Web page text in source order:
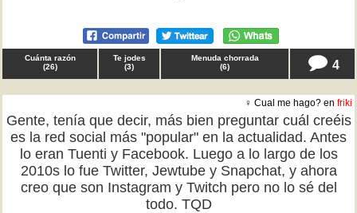
Cuánta razón
(26)
Te jodes
(3)
Menuda chorrada
(6) 4
♀ Cual me hago? en friki
Gente, tenía que decir, más bien preguntar cuál creéis
es la red social más "popular" en la actualidad. Antes
lo eran Tuenti y Facebook. Luego a lo largo de los
2010s lo fue Twitter, Jewtube y Snapchat, y ahora
creo que son Instagram y Twitch pero no lo sé del
todo. TQD